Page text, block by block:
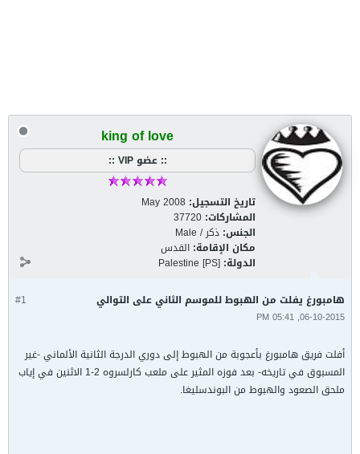
king of love
:: عضو VIP ::
تاريخ التسجيل: May 2008
المشاركات: 37720
الجنس: ذكر / Male
مكان الإقامة: القدس
الدولة: Palestine [PS]
#1 هامبورغ يفلت من الهبوط للموسم الثاني على التوالي
06-10-2015, 05:41 PM
أفلت فريق هامبورغ بأعجوبة من الهبوط إلى دوري الدرجة الثانية الألماني -غير
المسبوق في تاريخه- بعد فوزه المثير على ملعب كارلسروه 2-1 الاثنين في إياب
ملحق الصعود والهبوط من البوندسليغا.